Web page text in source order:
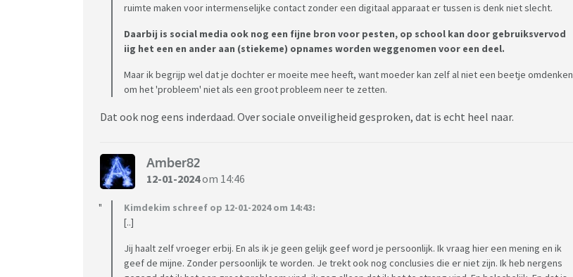
ruimte maken voor intermenselijke contact zonder een digitaal apparaat er tussen is denk niet slecht.
Daarbij is social media ook nog een fijne bron voor pesten, op school kan door gebruiksvervod
iig het een en ander aan (stiekeme) opnames worden weggenomen voor een deel.
Maar ik begrijp wel dat je dochter er moeite mee heeft, want moeder kan zelf al niet een beetje omdenken
om het 'probleem' niet als een groot probleem neer te zetten.
Dat ook nog eens inderdaad. Over sociale onveiligheid gesproken, dat is echt heel naar.
Amber82
12-01-2024om 14:46
Kimdekim schreef op 12-01-2024 om 14:43:
[..]
Jij haalt zelf vroeger erbij. En als ik je geen gelijk geef word je persoonlijk. Ik vraag hier een mening en ik
geef de mijne. Zonder persoonlijk te worden. Je trekt ook nog conclusies die er niet zijn. Ik heb nergens